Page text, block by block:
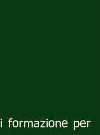
formazione per